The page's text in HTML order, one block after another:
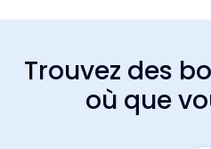
Trouvez des
où que